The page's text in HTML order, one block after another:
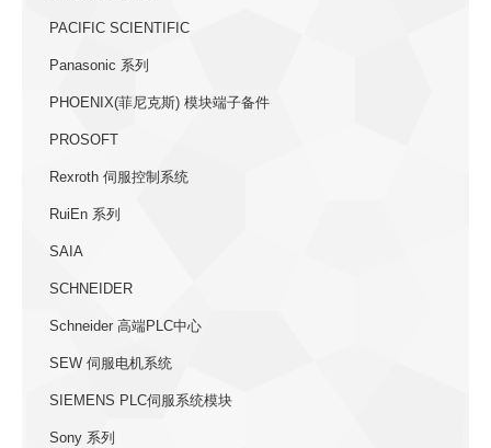
PACIFIC SCIENTIFIC
Panasonic 系列
PHOENIX(菲尼克斯) 模块端子备件
PROSOFT
Rexroth 伺服控制系统
RuiEn 系列
SAIA
SCHNEIDER
Schneider 高端PLC中心
SEW 伺服电机系统
SIEMENS PLC伺服系统模块
Sony 系列